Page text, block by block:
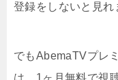
登録をしないと見れ
でもAbemaTVプレ